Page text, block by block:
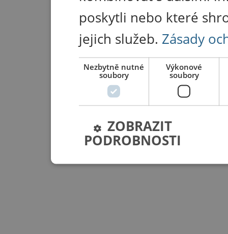
poskytli nebo které
jejich služeb. Zásady
Nezbytně nutné
soubory
Výkonové
soubory
ZOBRAZIT
PODROBNOSTI